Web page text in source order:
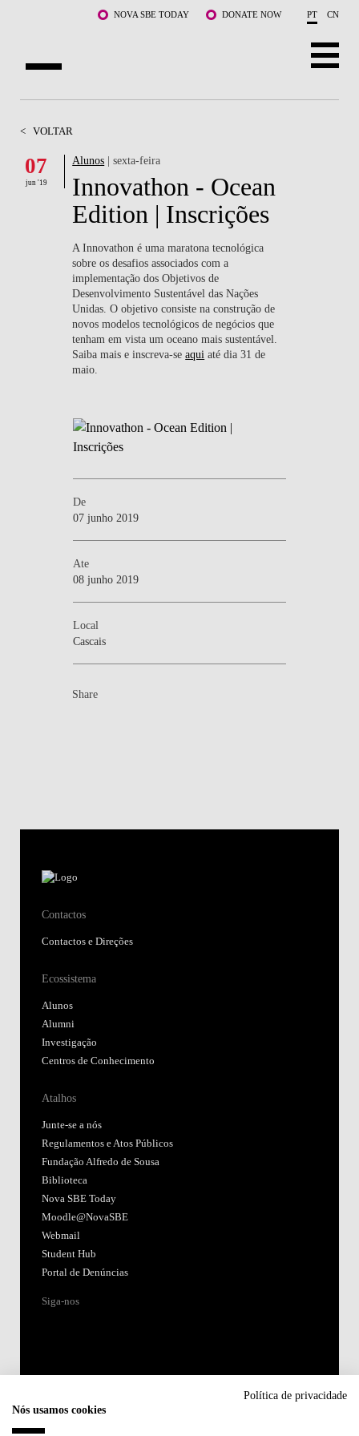
Saltar para o conteúdo principalNOVA SBE TODAY DONATE NOW PT CN
DOCENTES E INVESTIGAÇÃO
COMUNIDADE
LIFE AT NOVA SBE
WHAT'S HAPPENING
< VOLTAR
07
jun '19
Alunos | sexta-feira
Innovathon - Ocean
Edition | Inscrições
A Innovathon é uma maratona tecnológica
sobre os desafios associados com a
implementação dos Objetivos de
Desenvolvimento Sustentável das Nações
Unidas. O objetivo consiste na construção de
novos modelos tecnológicos de negócios que
tenham em vista um oceano mais sustentável.
Saiba mais e inscreva-seaqui até dia 31 de
maio.
De
07 junho 2019
Ate
08 junho 2019
Local
Cascais
Share
Contactos
Contactos e Direções
Ecossistema
Alunos
Alumni
Investigação
Centros de Conhecimento
Atalhos
Junte-se a nós
Regulamentos e Atos Públicos
Fundação Alfredo de Sousa
Biblioteca
Nova SBE Today
Moodle@NovaSBE
Webmail
Student Hub
Portal de Denúncias
Siga-nos
Política de privacidade
Nós usamos cookies